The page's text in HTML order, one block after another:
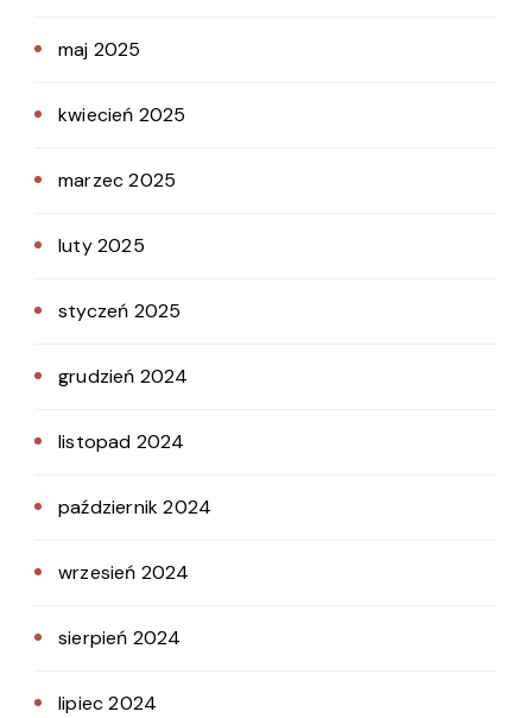
maj 2025
kwiecień 2025
marzec 2025
luty 2025
styczeń 2025
grudzień 2024
listopad 2024
październik 2024
wrzesień 2024
sierpień 2024
lipiec 2024